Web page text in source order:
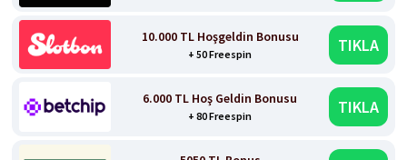
10.000 TL Hoşgeldin Bonusu
+ 50 Freespin TIKLA
6.000 TL Hoş Geldin Bonusu
+ 80 Freespin TIKLA